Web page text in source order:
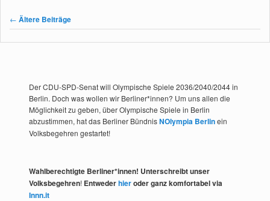
Beitragsnavigation
← Ältere Beiträge
Der CDU-SPD-Senat will Olympische Spiele 2036/2040/2044 in
Berlin. Doch was wollen wir Berliner*innen? Um uns allen die
Möglichkeit zu geben, über Olympische Spiele in Berlin
abzustimmen, hat das Berliner BündnisNOlympia Berlinein
Volksbegehren gestartet!
Wahlberechtigte Berliner*innen! Unterschreibt unser
Volksbegehren! Entwederhieroder ganz komfortabel via
Innn.it